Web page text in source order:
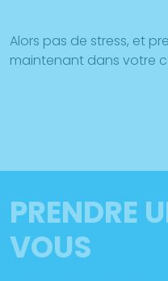
Alors pas de stress, et
maintenant dans votre
PRENDRE
VOUS